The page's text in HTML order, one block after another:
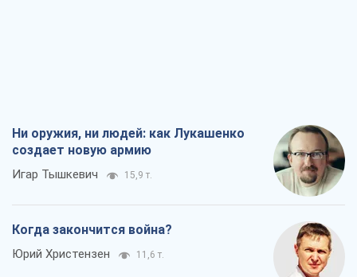
Ни оружия, ни людей: как Лукашенко
создает новую армию
Игар Тышкевич 15,9 т.
Когда закончится война?
Юрий Христензен 11,6 т.